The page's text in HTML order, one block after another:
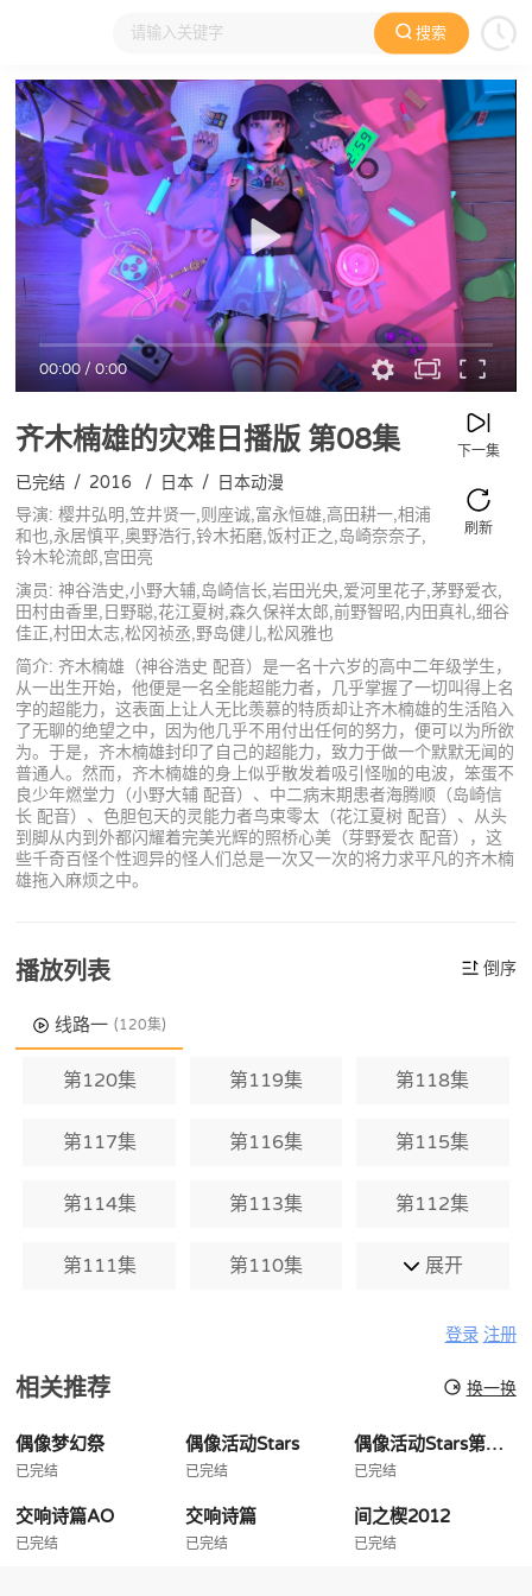
搜索
大家在看 日本动漫 国产动漫 欧美动漫 动漫电影
00:00/0:00
齐木楠雄的灾难日播版第08集 下一集
刷新
已完结 / 2016 / 日本 / 日本动漫
导演: 樱井弘明,笠井贤一,则座诚,富永恒雄,高田耕一,相浦
和也,永居慎平,奥野浩行,铃木拓磨,饭村正之,岛崎奈奈子,
铃木轮流郎,宫田亮
演员: 神谷浩史,小野大辅,岛崎信长,岩田光央,爱河里花子,茅野爱衣,
田村由香里,日野聪,花江夏树,森久保祥太郎,前野智昭,内田真礼,细谷
佳正,村田太志,松冈祯丞,野岛健儿,松风雅也
简介: 齐木楠雄（神谷浩史 配音）是一名十六岁的高中二年级学生，
从一出生开始，他便是一名全能超能力者，几乎掌握了一切叫得上名
字的超能力，这表面上让人无比羡慕的特质却让齐木楠雄的生活陷入
了无聊的绝望之中，因为他几乎不用付出任何的努力，便可以为所欲
为。于是，齐木楠雄封印了自己的超能力，致力于做一个默默无闻的
普通人。然而，齐木楠雄的身上似乎散发着吸引怪咖的电波，笨蛋不
良少年燃堂力（小野大辅 配音）、中二病末期患者海腾顺（岛崎信
长 配音）、色胆包天的灵能力者鸟束零太（花江夏树 配音）、从头
到脚从内到外都闪耀着完美光辉的照桥心美（芽野爱衣 配音），这
些千奇百怪个性迥异的怪人们总是一次又一次的将力求平凡的齐木楠
雄拖入麻烦之中。
播放列表 倒序
线路一 (120集)
第120集 第119集 第118集
第117集 第116集 第115集
第114集 第113集 第112集
第111集 第110集 展开
登录 注册
相关推荐 换一换
偶像梦幻祭
已完结
偶像活动Stars
已完结
偶像活动Stars第二季
已完结
交响诗篇AO
已完结
交响诗篇
已完结
间之楔2012
已完结